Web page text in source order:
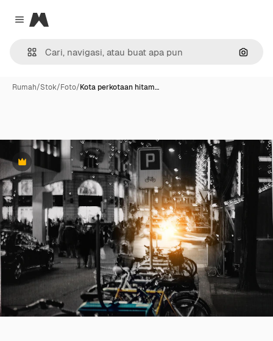
Close menu
Magnific
Rumah/Stok/Foto/Kota perkotaan hitam…
Premium